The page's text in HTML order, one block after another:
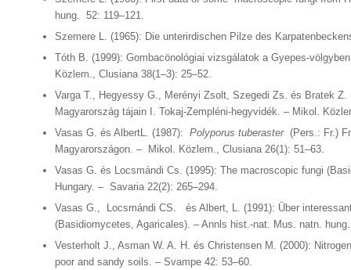
hung. 52: 119–121.
Szemere L. (1965): Die unterirdischen Pilze des
Tóth B. (1999): Gombacönológiai vizsgálatok a Gyepes-
Közlem., Clusiana 38(1–3): 25–52.
Varga T., Hegyessy G., Merényi Zsolt, Szegedi Zs. és Bratek Z.
Magyarország tájain I. Tokaj-Zempléni-hegyvidék. – Mikol.
Vasas G. és AlbertL. (1987): Polyporus tuberaster(Pers.: Fr.)
Magyarországon. – Mikol. Közlem., Clusiana 26(1): 51–63.
Vasas G. és Locsmándi Cs. (1995): The macroscopic fungi
Hungary. – Savaria 22(2): 265–294.
Vasas G., Locsmándi CS. és Albert, L. (1991): Über
(Basidiomycetes, Agaricales). – Annls hist.-nat. Mus. natn.
Vesterholt J., Asman W. A. H. és Christensen M. (2000):
poor and sandy soils. – Svampe 42: 53–60.